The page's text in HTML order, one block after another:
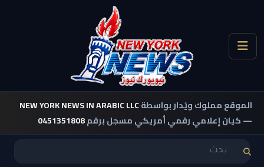
الموقع مملوك ويُدار بواسطةNEW YORK NEWS IN ARABIC LLC
— كيان إعلامي رقمي أمريكي مسجل برقم0451351808